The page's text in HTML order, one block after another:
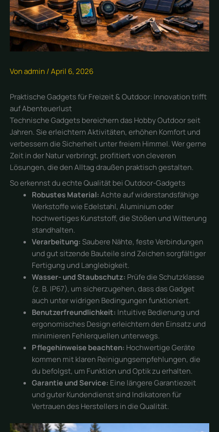
Vonadmin /April 6, 2026
Praktische Gadgets für Freizeit & Outdoor: Innovation trifft
auf Abenteuerlust
Technische Gadgets bereichern das Hobby Outdoor seit
Jahren. Sie erleichtern Aktivitäten, erhöhen Komfort und
verbessern die Sicherheit unter freiem Himmel. Wer gerne
Zeit in der Natur verbringt, profitiert von cleveren
Lösungen, die den Alltag draußen praktisch gestalten.
So erkennst du echte Qualität bei Outdoor-Gadgets
Robustes Material:Achte auf widerstandsfähige
Werkstoffe wie Edelstahl, Aluminium oder
hochwertiges Kunststoff, die Stößen und Witterung
standhalten.
Verarbeitung:Saubere Nähte, feste Verbindungen
und gut sitzende Bauteile sind Zeichen sorgfältiger
Fertigung und Langlebigkeit.
Wasser- und Staubschutz: Prüfe die Schutzklasse
(z. B. IP67), um sicherzugehen, dass das Gadget
auch unter widrigen Bedingungen funktioniert.
Benutzerfreundlichkeit: Intuitive Bedienung und
ergonomisches Design erleichtern den Einsatz und
minimieren Fehlerquellen unterwegs.
Pflegehinweise beachten: Hochwertige Geräte
kommen mit klaren Reinigungsempfehlungen, die
du befolgst, um Funktion und Optik zu erhalten.
Garantie und Service: Eine längere Garantiezeit
und guter Kundendienst sind Indikatoren für
Vertrauen des Herstellers in die Qualität.